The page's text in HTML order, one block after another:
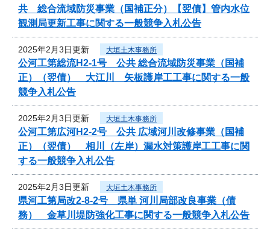
共 総合流域防災事業（国補正分）【翌債】管内水位
観測局更新工事に関する一般競争入札公告
2025年2月3日更新 大垣土木事務所
公河工第総流H2-1号 公共 総合流域防災事業（国補
正）（翌債） 大江川 矢板護岸工工事に関する一般
競争入札公告
2025年2月3日更新 大垣土木事務所
公河工第広河H2-2号 公共 広域河川改修事業（国補
正）（翌債） 相川（左岸）漏水対策護岸工工事に関
する一般競争入札公告
2025年2月3日更新 大垣土木事務所
県河工第局改2-8-2号 県単 河川局部改良事業（債
務） 金草川堤防強化工事に関する一般競争入札公告